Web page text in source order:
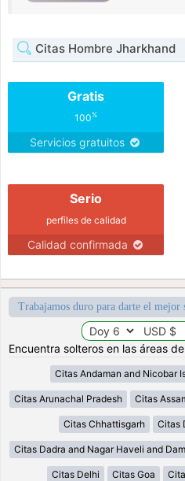
Citas Hombre Jharkhand
Gratis
100%
Servicios gratuitos
Serio
perfiles de calidad
Calidad confirmada
Trabajamos duro para darte el
Encuentra solteros en las áreas
Citas Andaman and Nicobar
Citas Arunachal Pradesh Citas
Citas Chhattisgarh Citas
Citas Dadra and Nagar Haveli and
Citas Delhi Citas Goa